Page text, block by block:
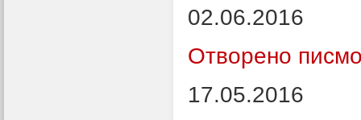
02.06.2016
Отворено
17.05.2016